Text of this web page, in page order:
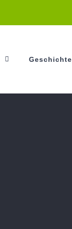
Geschichte